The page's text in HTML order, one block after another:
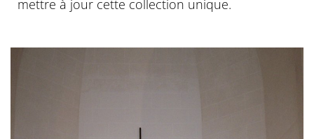
mettre à jour cette collection unique.